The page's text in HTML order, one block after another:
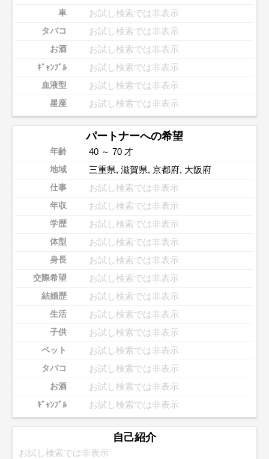
車 お試し検索では非表示
タバコ お試し検索では非表示
お酒 お試し検索では非表示
ｷﾞｬﾝﾌﾞﾙ お試し検索では非表示
血液型 お試し検索では非表示
星座 お試し検索では非表示
パートナーへの希望
年齢 40 ～ 70 才
地域 三重県, 滋賀県, 京都府, 大阪府
仕事 お試し検索では非表示
年収 お試し検索では非表示
学歴 お試し検索では非表示
体型 お試し検索では非表示
身長 お試し検索では非表示
交際希望 お試し検索では非表示
結婚歴 お試し検索では非表示
生活 お試し検索では非表示
子供 お試し検索では非表示
ペット お試し検索では非表示
タバコ お試し検索では非表示
お酒 お試し検索では非表示
ｷﾞｬﾝﾌﾞﾙ お試し検索では非表示
自己紹介
お試し検索では非表示